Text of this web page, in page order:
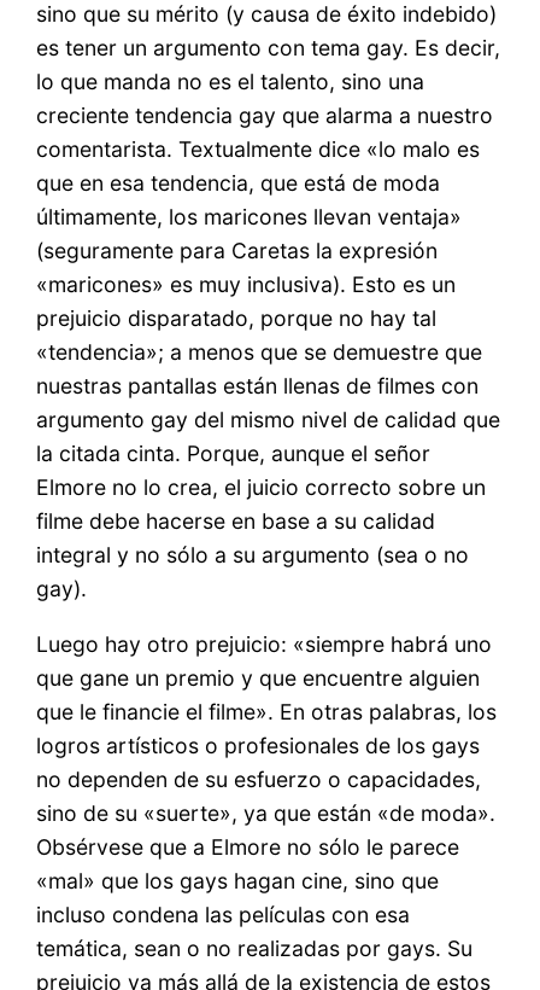
sino que su mérito (y causa de éxito indebido)
es tener un argumento con tema gay. Es decir,
lo que manda no es el talento, sino una
creciente tendencia gay que alarma a nuestro
comentarista. Textualmente dice «lo malo es
que en esa tendencia, que está de moda
últimamente, los maricones llevan ventaja»
(seguramente para Caretas la expresión
«maricones» es muy inclusiva). Esto es un
prejuicio disparatado, porque no hay tal
«tendencia»; a menos que se demuestre que
nuestras pantallas están llenas de filmes con
argumento gay del mismo nivel de calidad que
la citada cinta. Porque, aunque el señor
Elmore no lo crea, el juicio correcto sobre un
filme debe hacerse en base a su calidad
integral y no sólo a su argumento (sea o no
gay).
Luego hay otro prejuicio: «siempre habrá uno
que gane un premio y que encuentre alguien
que le financie el filme». En otras palabras, los
logros artísticos o profesionales de los gays
no dependen de su esfuerzo o capacidades,
sino de su «suerte», ya que están «de moda».
Obsérvese que a Elmore no sólo le parece
«mal» que los gays hagan cine, sino que
incluso condena las películas con esa
temática, sean o no realizadas por gays. Su
prejuicio va más allá de la existencia de estos